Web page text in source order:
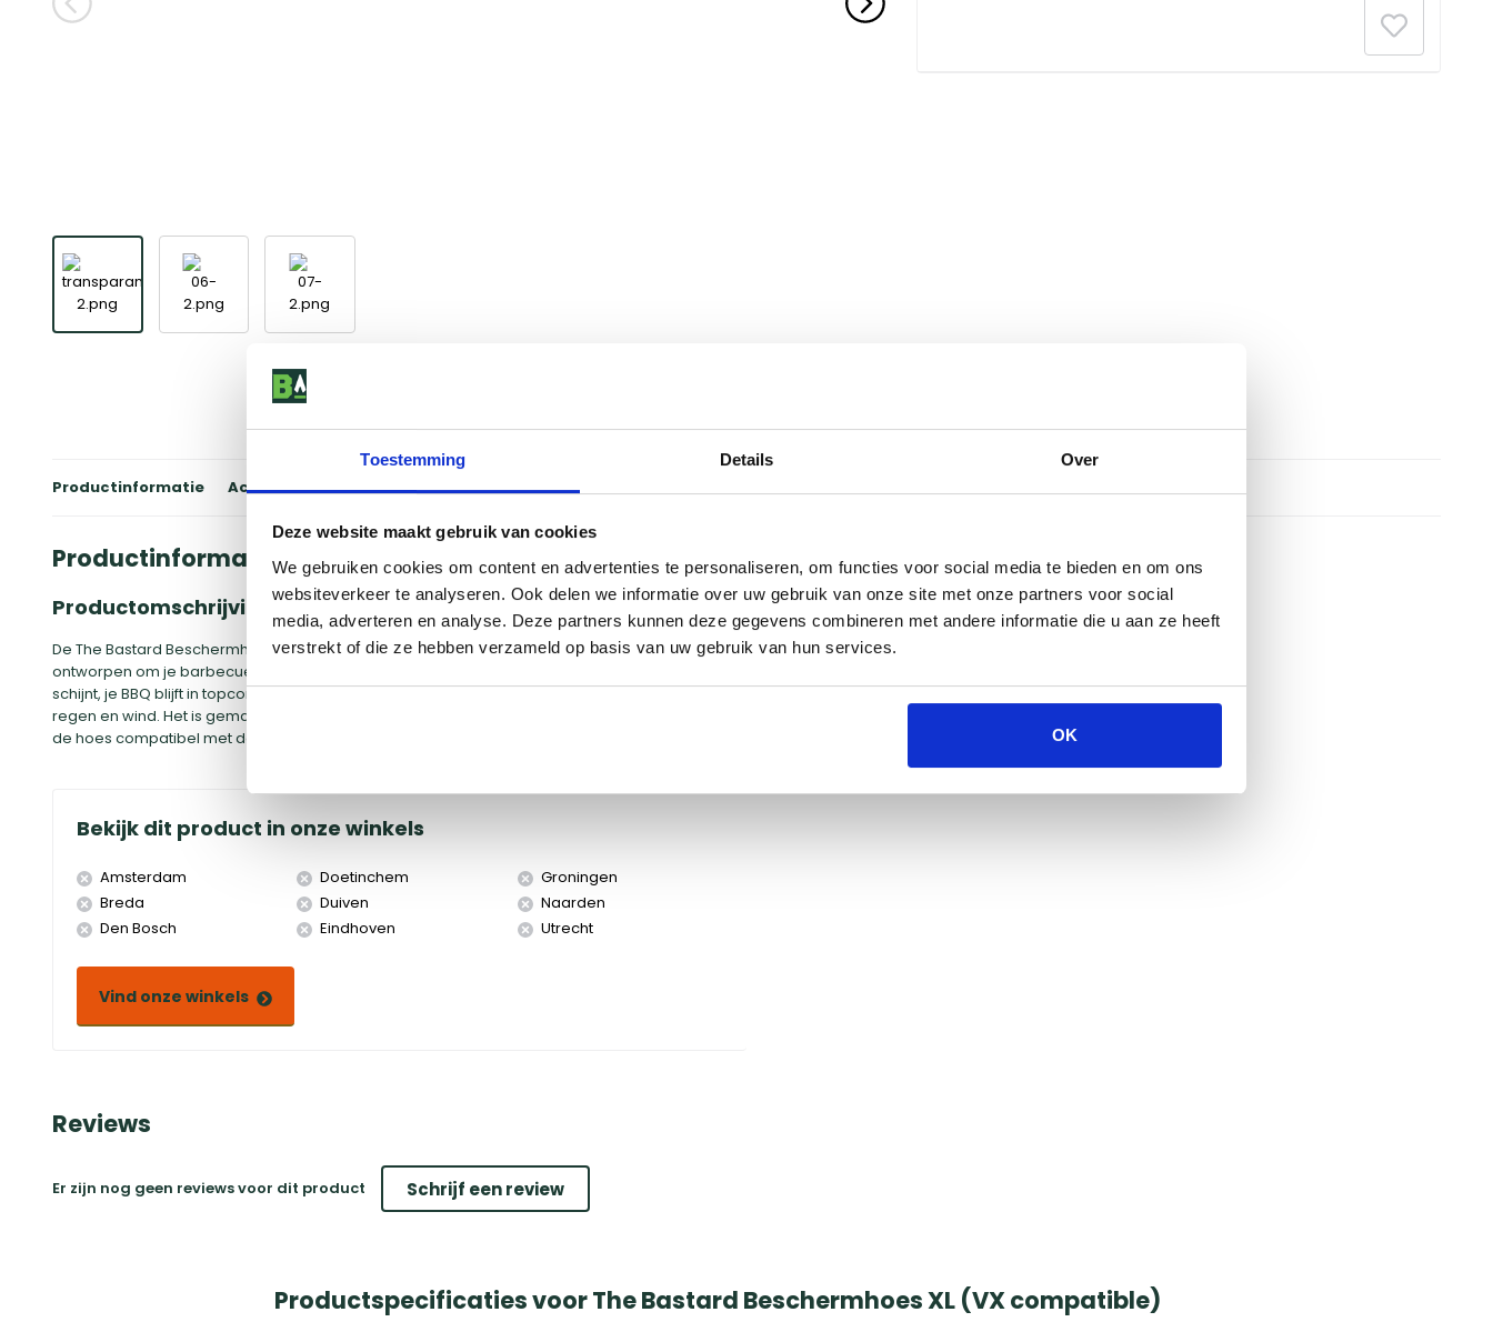
Toestemming Details Over
Deze website maakt gebruik van cookies
We gebruiken cookies om content en advertenties te personaliseren, om functies voor social media te bieden en om ons
websiteverkeer te analyseren. Ook delen we informatie over uw gebruik van onze site met onze partners voor social
media, adverteren en analyse. Deze partners kunnen deze gegevens combineren met andere informatie die u aan ze heeft
verstrekt of die ze hebben verzameld op basis van uw gebruik van hun services.
OK
Productinformatie Accessoires Winkels Reviews Specificaties
Productinformatie
Productomschrijving
De The Bastard Beschermhoes XL (VX compatible) is de ultieme bescherming voor je BBQ. Deze hoes is speciaal
ontworpen om je barbecue te beschermen tegen alle weersomstandigheden. Of het nu regent, sneeuwt of de zon
schijnt, je BBQ blijft in topconditie. De hoes is gemaakt van hoogwaardig materiaal dat bestand is tegen UV-straling,
regen en wind. Het is gemakkelijk aan te brengen en te verwijderen dankzij de handige klittenband. Bovendien is
de hoes compatibel met de VX-serie van The Bastard, waardoor hij perfect past en je BBQ optimaal beschermt.
Bekijk dit product in onze winkels
Amsterdam
Breda
Den Bosch
Doetinchem
Duiven
Eindhoven
Groningen
Naarden
Utrecht
Vind onze winkels
Reviews
Er zijn nog geen reviews voor dit product Schrijf een review
Productspecificaties voor The Bastard Beschermhoes XL (VX compatible)